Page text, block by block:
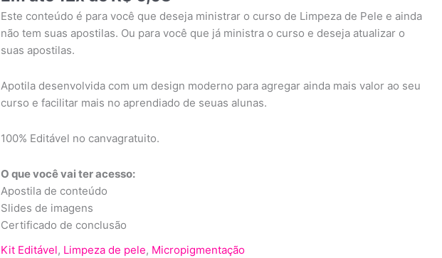
Este conteúdo é para você que deseja ministrar o curso de Limpeza de Pele e ainda
não tem suas apostilas. Ou para você que já ministra o curso e deseja atualizar o
suas apostilas.
Apotila desenvolvida com um design moderno para agregar ainda mais valor ao seu
curso e facilitar mais no aprendiado de seuas alunas.
100% Editável no canvagratuito.
O que você vai ter acesso:
Apostila de conteúdo
Slides de imagens
Certificado de conclusão
Kit Editável, Limpeza de pele, Micropigmentação